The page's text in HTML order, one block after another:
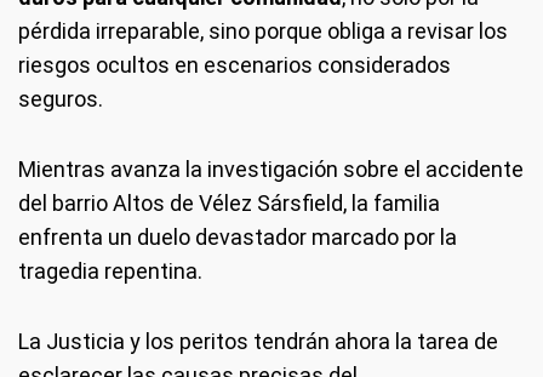
pérdida irreparable, sino porque obliga a revisar los
riesgos ocultos en escenarios considerados
seguros.
Mientras avanza la investigación sobre el accidente
del barrio Altos de Vélez Sársfield, la familia
enfrenta un duelo devastador marcado por la
tragedia repentina.
La Justicia y los peritos tendrán ahora la tarea de